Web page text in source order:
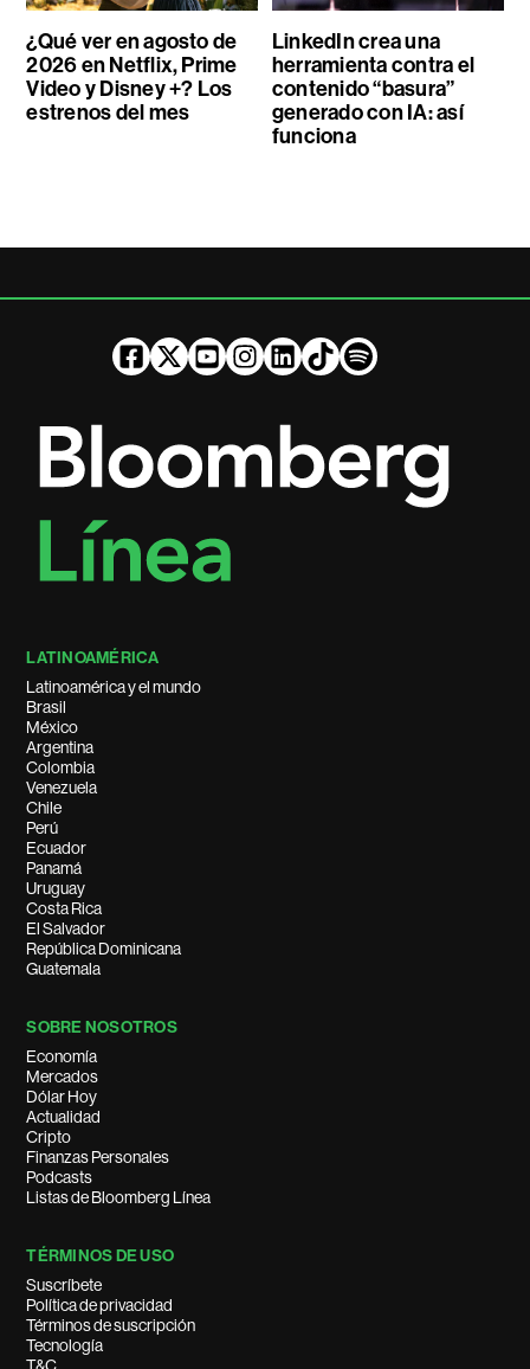
¿Qué ver en agosto de
2026 en Netflix, Prime
Video y Disney +? Los
estrenos del mes
LinkedIn crea una
herramienta contra el
contenido “basura”
generado con IA: así
funciona
LATINOAMÉRICA
Latinoamérica y el mundo
Brasil
México
Argentina
Colombia
Venezuela
Chile
Perú
Ecuador
Panamá
Uruguay
Costa Rica
El Salvador
República Dominicana
Guatemala
SOBRE NOSOTROS
Economía
Mercados
Dólar Hoy
Actualidad
Cripto
Finanzas Personales
Podcasts
Listas de Bloomberg Línea
TÉRMINOS DE USO
Suscríbete
Política de privacidad
Términos de suscripción
Tecnología